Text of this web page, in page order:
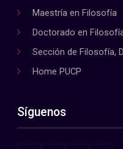
Maestría en Filosofía
Doctorado en
Sección de Filosofía,
Home PUCP
Síguenos